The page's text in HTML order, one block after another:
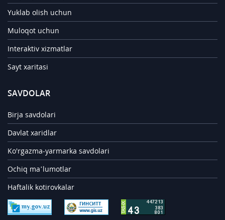
Yuklab olish uchun
Muloqot uchun
Interaktiv xizmatlar
Sayt xaritasi
SAVDOLAR
Birja savdolari
Davlat xaridlar
Ko'rgazma-yarmarka savdolari
Ochiq ma’lumotlar
Haftalik kotirovkalar